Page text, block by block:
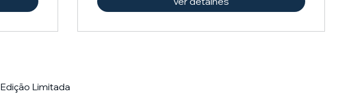
Edição Limitada